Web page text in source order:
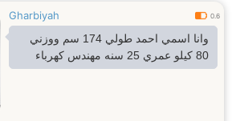
Gharbiyah 0.6
وانا اسمي احمد طولي 174 سم ووزني
80 كيلو عمري 25 سنه مهندس كهرباء